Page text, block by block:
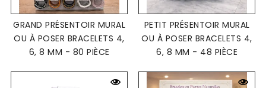
GRAND PRÉSENTOIR MURAL
OU À POSER BRACELETS 4,
6, 8 MM - 80 PIÈCE
PETIT PRÉSENTOIR MURAL
OU À POSER BRACELETS 4,
6, 8 MM - 48 PIÈCE